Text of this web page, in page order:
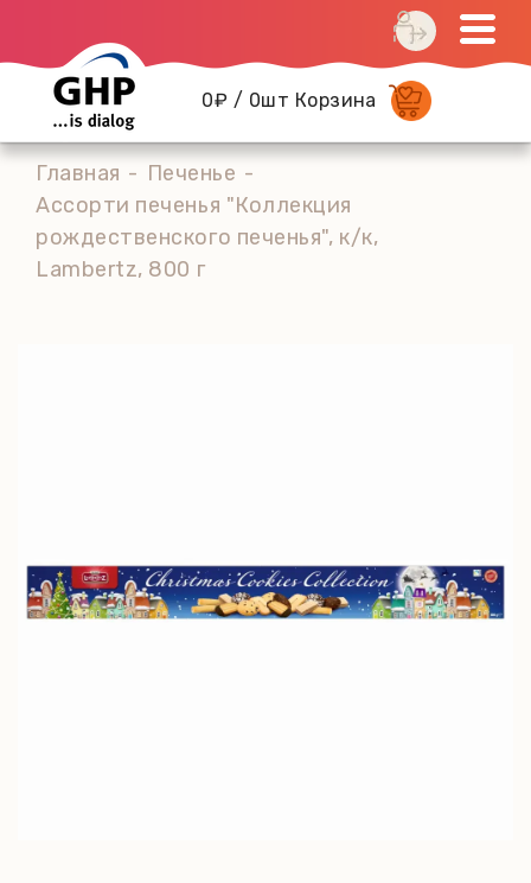
0₽ / 0шт Корзина
Главная
Печенье
Ассорти печенья "Коллекция
рождественского печенья", к/к,
Lambertz, 800 г